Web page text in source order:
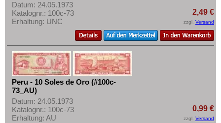
Datum: 24.05.1973
Katalognr.: 100c-73
Erhaltung: UNC
2,49 €
zzgl. Versand
Peru - 10 Soles de Oro (#100c-
73_AU)
Datum: 24.05.1973
Katalognr.: 100c-73
Erhaltung: AU
0,99 €
zzgl. Versand